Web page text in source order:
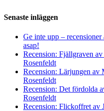
Senaste inläggen
Ge inte upp –
asap!
Recension: Fjällgraven
Rosenfeldt
Recension: Lärjungen av
Rosenfeldt
Recension: Det fördolda
Rosenfeldt
Recension: Flickoffret av